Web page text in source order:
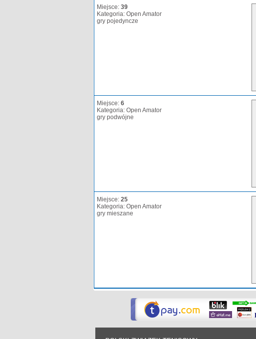
Miejsce: 39
Kategoria: Open Amator
gry pojedyncze
Miejsce: 6
Kategoria: Open Amator
gry podwójne
Miejsce: 25
Kategoria: Open Amator
gry mieszane